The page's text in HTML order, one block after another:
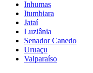
Inhumas
Itumbiara
Jataí
Luziânia
Senador Canedo
Uruaçu
Valparaíso